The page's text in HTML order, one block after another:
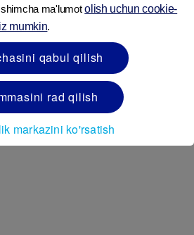
siyish (kuniga 3-4
aynishi.
ma'lumotolish uchun cookie-
mumkin.
qabul qilish
rad qilish
markazini ko'rsatish